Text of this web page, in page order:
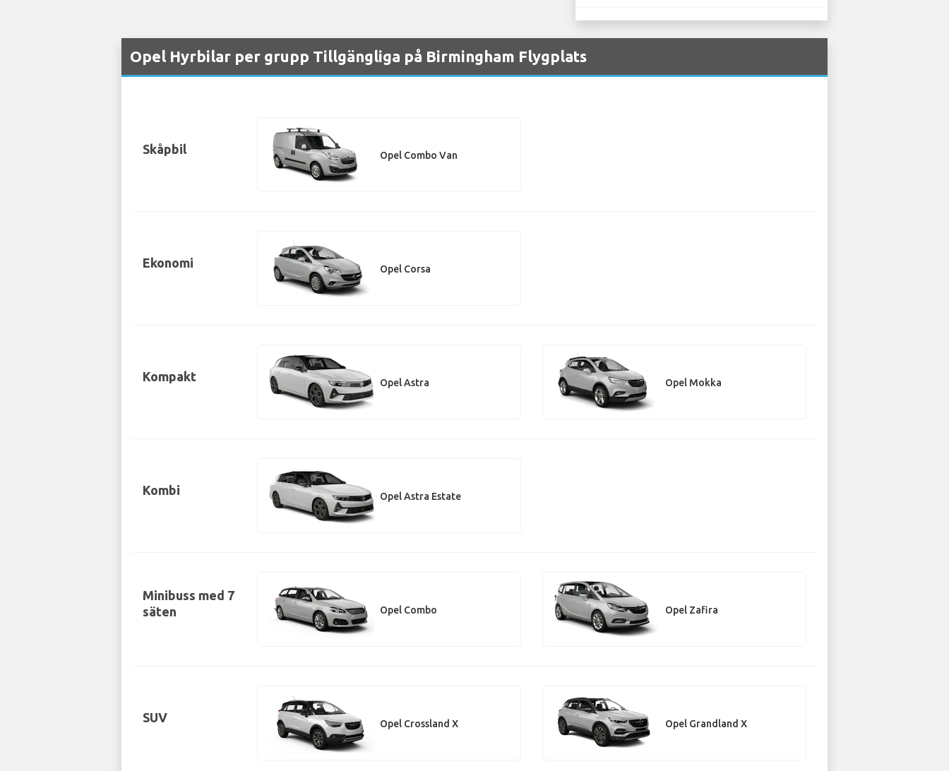
Opel Hyrbilar per grupp Tillgängliga på Birmingham Flygplats
Skåpbil Opel Combo Van
Ekonomi Opel Corsa
Kompakt Opel Astra Opel Mokka
Kombi Opel Astra Estate
Minibuss med 7
säten
Opel Combo Opel Zafira
SUV Opel Crossland X Opel Grandland X